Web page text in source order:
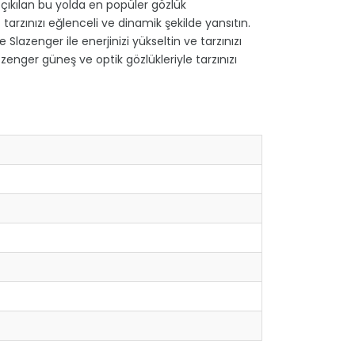
bu yolda en popüler gözlük
eğlenceli ve dinamik şekilde yansıtın.
ile enerjinizi yükseltin ve tarzınızı
güneş ve optik gözlükleriyle tarzınızı